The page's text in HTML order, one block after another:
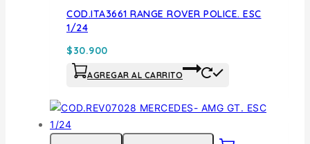
COD.ITA3661 RANGE ROVER POLICE. ESC
1/24
$30.900
AGREGAR AL CARRITO